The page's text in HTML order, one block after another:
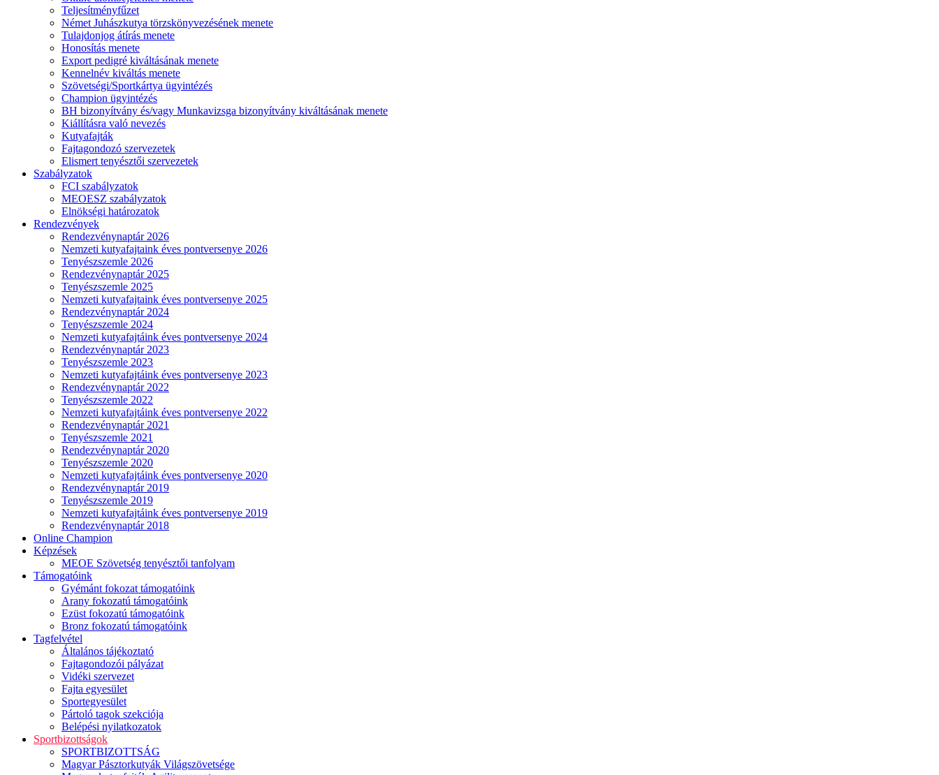
Teljesítményfűzet
Német Juhászkutya törzskönyvezésének menete
Tulajdonjog átírás menete
Honosítás menete
Export pedigré kiváltásának menete
Kennelnév kiváltás menete
Szövetségi/Sportkártya ügyintézés
Champion ügyintézés
BH bizonyítvány és/vagy Munkavizsga bizonyítvány kiváltásának menete
Kiállításra való nevezés
Kutyafajták
Fajtagondozó szervezetek
Elismert tenyésztői szervezetek
Szabályzatok
FCI szabályzatok
MEOESZ szabályzatok
Elnökségi határozatok
Rendezvények
Rendezvénynaptár 2026
Nemzeti kutyafajtaink éves pontversenye 2026
Tenyészszemle 2026
Rendezvénynaptár 2025
Tenyészszemle 2025
Nemzeti kutyafajtaink éves pontversenye 2025
Rendezvénynaptár 2024
Tenyészszemle 2024
Nemzeti kutyafajtáink éves pontversenye 2024
Rendezvénynaptár 2023
Tenyészszemle 2023
Nemzeti kutyafajtáink éves pontversenye 2023
Rendezvénynaptár 2022
Tenyészszemle 2022
Nemzeti kutyafajtáink éves pontversenye 2022
Rendezvénynaptár 2021
Tenyészszemle 2021
Rendezvénynaptár 2020
Tenyészszemle 2020
Nemzeti kutyafajtáink éves pontversenye 2020
Rendezvénynaptár 2019
Tenyészszemle 2019
Nemzeti kutyafajtáink éves pontversenye 2019
Rendezvénynaptár 2018
Online Champion
Képzések
MEOE Szövetség tenyésztői tanfolyam
Támogatóink
Gyémánt fokozat támogatóink
Arany fokozatú támogatóink
Ezüst fokozatú támogatóink
Bronz fokozatú támogatóink
Tagfelvétel
Általános tájékoztató
Fajtagondozói pályázat
Vidéki szervezet
Fajta egyesület
Sportegyesület
Pártoló tagok szekciója
Belépési nyilatkozatok
Sportbizottságok
SPORTBIZOTTSÁG
Magyar Pásztorkutyák Világszövetsége